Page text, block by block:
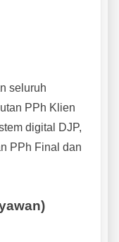
seluruh
PPh Klien
digital DJP,
PPh Final dan